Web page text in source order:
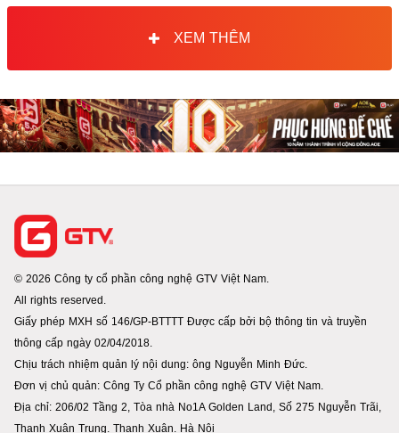
XEM THÊM
© 2026 Công ty cổ phần công nghệ GTV Việt Nam.
All rights reserved.
Giấy phép MXH số 146/GP-BTTTT Được cấp bởi bộ thông tin và truyền
thông cấp ngày 02/04/2018.
Chịu trách nhiệm quản lý nội dung: ông Nguyễn Minh Đức.
Đơn vị chủ quản: Công Ty Cổ phần công nghệ GTV Việt Nam.
Địa chỉ: 206/02 Tầng 2, Tòa nhà No1A Golden Land, Số 275 Nguyễn Trãi,
Thanh Xuân Trung. Thanh Xuân. Hà Nội